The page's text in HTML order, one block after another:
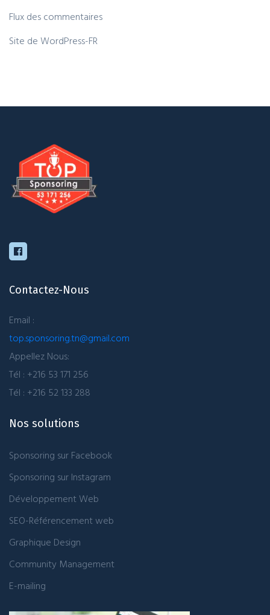
Flux des commentaires
Site de WordPress-FR
Contactez-Nous
Email :
top.sponsoring.tn@gmail.com
Appellez Nous:
Tél : +216 53 171 256
Tél : +216 52 133 288
Nos solutions
Sponsoring sur Facebook
Sponsoring sur Instagram
Développement Web
SEO-Référencement web
Graphique Design
Community Management
E-mailing